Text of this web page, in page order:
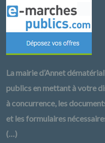
La mairie d’Annet
publics en mettant à votre
à concurrence, les
et les formulaires
(…)